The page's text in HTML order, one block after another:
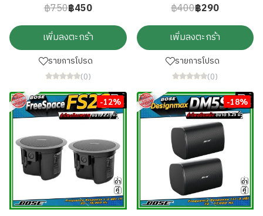
฿750฿450
เพิ่มลงตะกร้า
รายการโปรด
(0)
฿400฿290
เพิ่มลงตะกร้า
รายการโปรด
(0)
-12% -18%